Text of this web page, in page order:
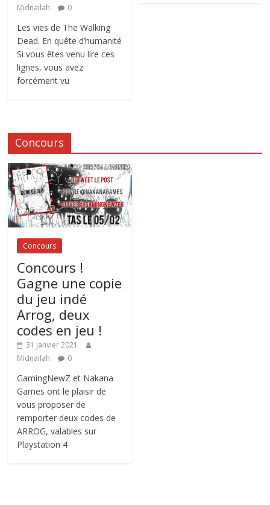
Midnailah
0
Les vies de The Walking
Dead. En quête d’humanité
Si vous êtes venu lire ces
lignes, vous avez
forcément vu
Concours
Concours
Concours !
Gagne une copie
du jeu indé
Arrog, deux
codes en jeu !
31 janvier 2021
Midnailah
0
GamingNewZ et Nakana
Games ont le plaisir de
vous proposer de
remporter deux codes de
ARROG, valables sur
Playstation 4